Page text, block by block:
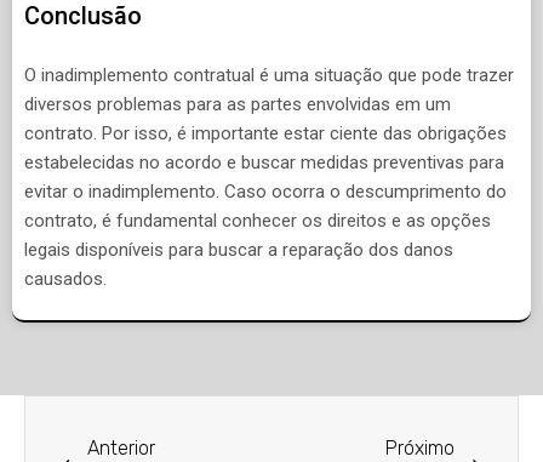
Conclusão
O inadimplemento contratual é uma situação que pode trazer
diversos problemas para as partes envolvidas em um
contrato. Por isso, é importante estar ciente das obrigações
estabelecidas no acordo e buscar medidas preventivas para
evitar o inadimplemento. Caso ocorra o descumprimento do
contrato, é fundamental conhecer os direitos e as opções
legais disponíveis para buscar a reparação dos danos
causados.
Anterior Próximo